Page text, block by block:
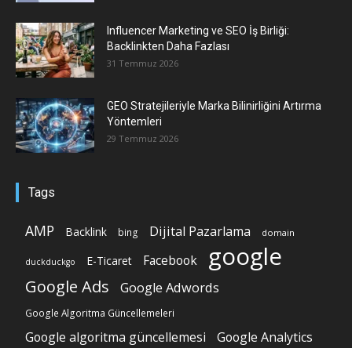
Influencer Marketing ve SEO İş Birliği:
Backlinkten Daha Fazlası
31 Temmuz 2026
GEO Stratejileriyle Marka Bilinirliğini Artırma
Yöntemleri
29 Temmuz 2026
Tags
AMP Backlink bing Dijital Pazarlama domain
duckduckgo E-Ticaret Facebook google
Google Ads Google Adwords
Google Algoritma Güncellemeleri
Google algoritma güncellemesi Google Analytics